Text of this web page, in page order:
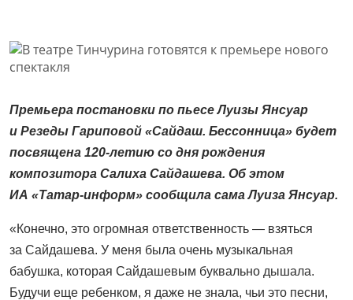
Премьера постановки по пьесе Луизы Янсуар
и Резеды Гариповой «Сайдаш. Бессонница» будет
посвящена 120-летию со дня рождения
композитора Салиха Сайдашева. Об этом
ИА «Татар-информ» сообщила сама Луиза Янсуар.
«Конечно, это огромная ответственность — взяться
за Сайдашева. У меня была очень музыкальная
бабушка, которая Сайдашевым буквально дышала.
Будучи еще ребенком, я даже не знала, чьи это песни,